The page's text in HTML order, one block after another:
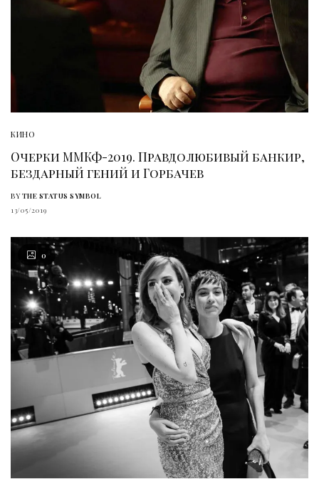
КИНО
Очерки ММКФ-2019. Правдолюбивый банкир,
бездарный гений и Горбачев
BY THE STATUS SYMBOL
13/05/2019
0